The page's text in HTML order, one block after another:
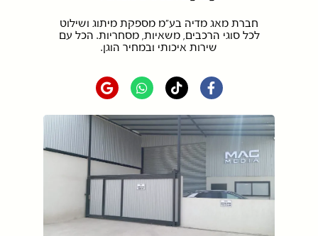
חברת מאג מדיה בע"מ מספקת מיתוג ושילוט
לכל סוגי הרכבים, משאיות, מסחריות. הכל עם
שירות איכותי ובמחיר הוגן.